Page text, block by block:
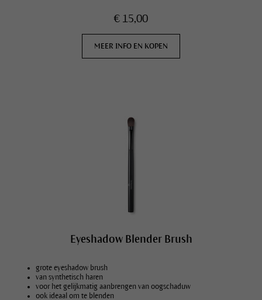
€ 15,00
MEER INFO EN KOPEN
Eyeshadow Blender Brush
grote eyeshadow brush
van synthetisch haren
voor het gelijkmatig aanbrengen van oogschaduw
ook ideaal om te blenden